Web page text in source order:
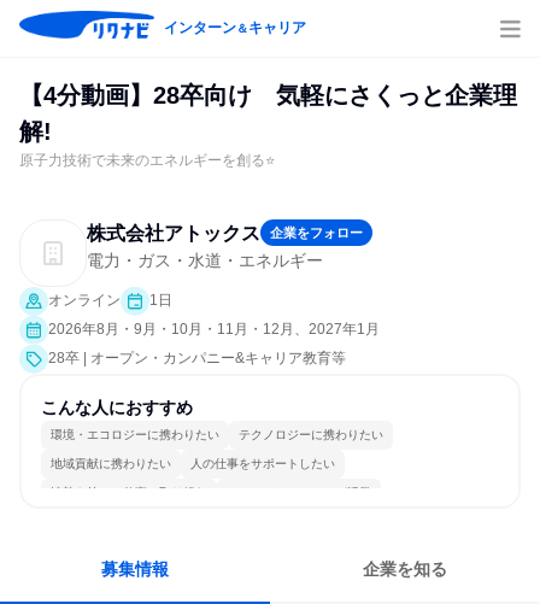
インターン＆キャリア
【4分動画】28卒向け 気軽にさくっと企業理
解!
原子力技術で未来のエネルギーを創る⭐
株式会社アトックス 企業をフォロー
電力・ガス・水道・エネルギー
オンライン
1日
2026年8月・9月・10月・11月・12月、2027年1月
28卒 | オープン・カンパニー&キャリア教育等
こんな人におすすめ
環境・エコロジーに携わりたい テクノロジーに携わりたい
地域貢献に携わりたい 人の仕事をサポートしたい
情熱を持って仕事に取り組む コミュニケーションが活発
募集情報 企業を知る